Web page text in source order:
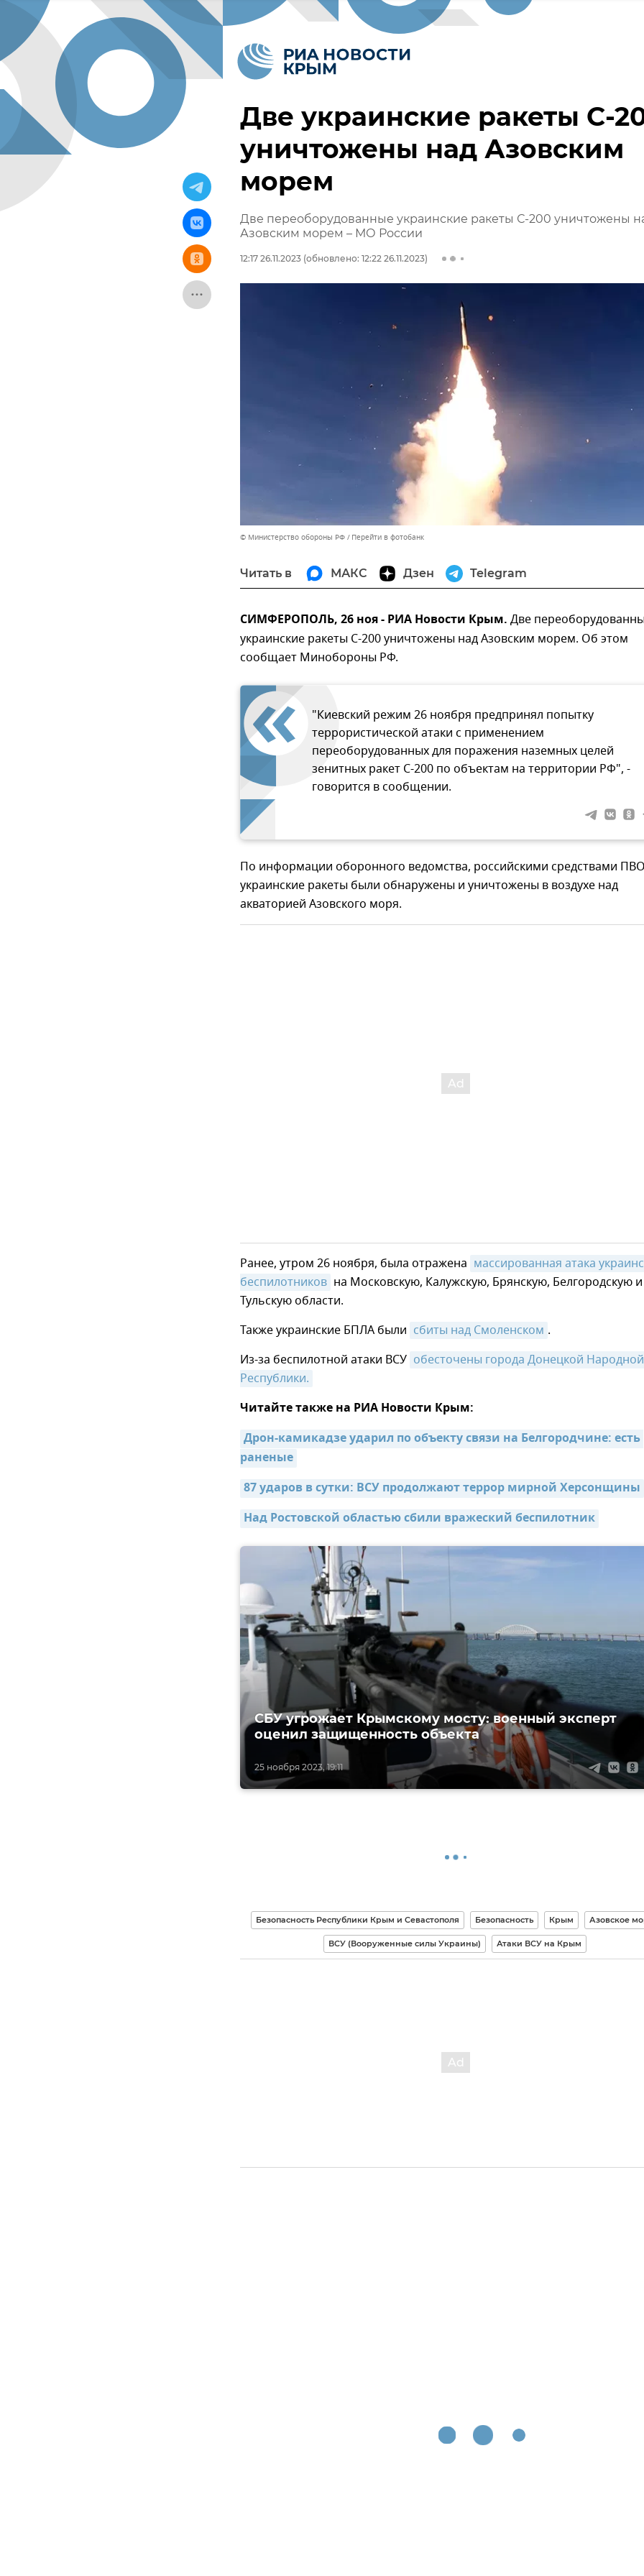
Две украинские ракеты С-
уничтожены над Азовским
морем
Две переоборудованные украинские ракеты С-200 уничтожены
Азовским морем – МО России
12:17 26.11.2023 (обновлено: 12:22 26.11.2023)
© Министерство обороны РФ Перейти в фотобанк
Читать в МАКС Дзен Telegram
СИМФЕРОПОЛЬ, 26 ноя - РИА Новости Крым. Две
украинские ракеты С-200 уничтожены над Азовским морем. Об этом
сообщает Минобороны РФ.
"Киевский режим 26 ноября предпринял попытку
террористической атаки с применением
переоборудованных для поражения наземных целей
зенитных ракет С-200 по объектам на территории РФ", -
говорится в сообщении.
По информации оборонного ведомства, российскими средствами
украинские ракеты были обнаружены и уничтожены в воздухе над
акваторией Азовского моря.
Ранее, утром 26 ноября, была отражена массированная атака
беспилотников на Московскую, Калужскую, Брянскую, Белгородскую и
Тульскую области.
Также украинские БПЛА были сбиты над Смоленском .
Из-за беспилотной атаки ВСУ обесточены города Донецкой Народной
Республики.
Читайте также на РИА Новости Крым:
Дрон-камикадзе ударил по объекту связи на Белгородчине: есть
раненые
87 ударов в сутки: ВСУ продолжают террор мирной Херсонщины
Над Ростовской областью сбили вражеский беспилотник
25 ноября 2023, 19:11
СБУ угрожает Крымскому мосту: военный эксперт
оценил защищенность объекта
Безопасность Республики Крым и Севастополя Безопасность Крым Азовское
ВСУ (Вооруженные силы Украины) Атаки ВСУ на Крым